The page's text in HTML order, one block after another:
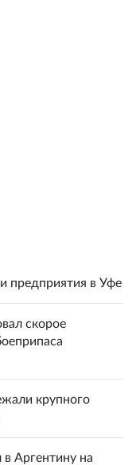
предприятия в Уфе
скорое
крупного
Аргентину на